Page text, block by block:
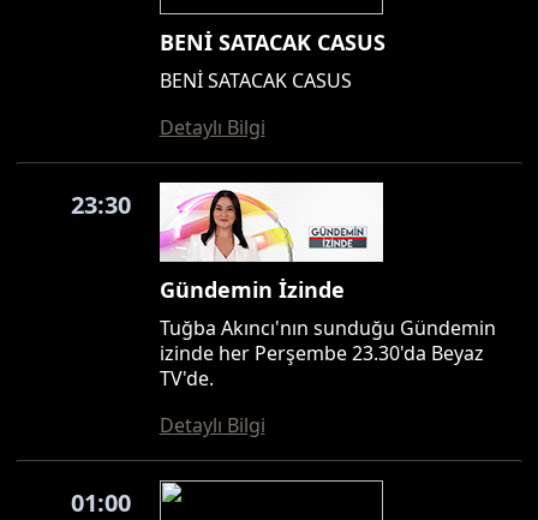
BENİ SATACAK CASUS
BENİ SATACAK CASUS
Detaylı Bilgi
23:30
Gündemin İzinde
Tuğba Akıncı'nın sunduğu Gündemin
izinde her Perşembe 23.30'da Beyaz
TV'de.
Detaylı Bilgi
01:00